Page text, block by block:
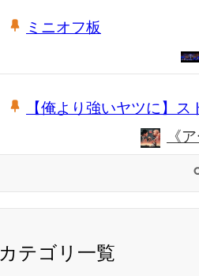
ミニオフ板
【俺より強いヤツに】ス
《
カテゴリ一覧